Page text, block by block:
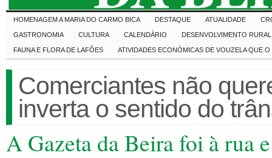
HOMENAGEM A MARIA DO CARMO BICA DESTAQUE ATUALIDADE
GASTRONOMIA CULTURA CALENDÁRIO DESENVOLVIMENTO RURAL
FAUNA E FLORA DE LAFÕES ATIVIDADES ECONÓMICAS DE VOUZELA QUE
Comerciantes não
inverta o sentido do
A Gazeta da Beira foi à rua